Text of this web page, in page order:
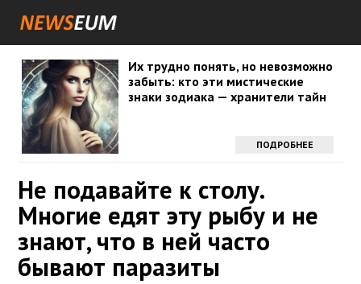
Их трудно понять, но невозможно
забыть: кто эти мистические
знаки зодиака — хранители тайн
ПОДРОБНЕЕ
Не подавайте к столу.
Многие едят эту рыбу и не
знают, что в ней часто
бывают паразиты